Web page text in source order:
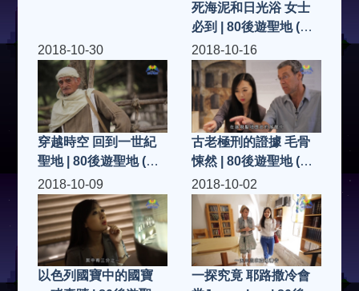
死海泥和日光浴 女士
必到 | 80後遊聖地 (第
21集)
2018-10-30
穿越時空 回到一世紀
聖地 | 80後遊聖地 (第
20集)
2018-10-16
古老極刑的證據 毛骨
悚然 | 80後遊聖地 (第
18集)
2018-10-09
以色列國寶中的國寶
2018-10-02
一探究竟 耶路撒冷會